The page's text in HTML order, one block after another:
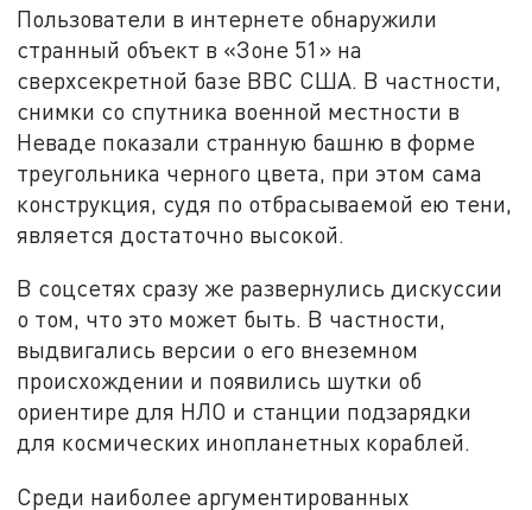
Пользователи в интернете обнаружили
странный объект в «Зоне 51» на
сверхсекретной базе ВВС США. В частности,
снимки со спутника военной местности в
Неваде показали странную башню в форме
треугольника черного цвета, при этом сама
конструкция, судя по отбрасываемой ею тени,
является достаточно высокой.
В соцсетях сразу же развернулись дискуссии
о том, что это может быть. В частности,
выдвигались версии о его внеземном
происхождении и появились шутки об
ориентире для НЛО и станции подзарядки
для космических инопланетных кораблей.
Среди наиболее аргументированных